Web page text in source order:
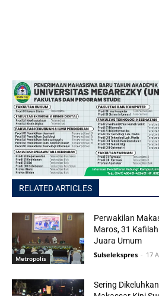
RELATED ARTICLES
Metropolis
Perwakilan
Maros, 31
Juara Umum
Sulselekspres - 17
Sering